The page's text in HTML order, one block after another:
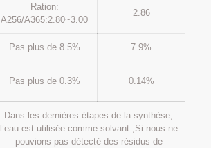
Ration:
A256/A365:2.80~3.00
2.86
Pas plus de 8.5% 7.9%
Pas plus de 0.3% 0.14%
Dans les dernières étapes de la synthèse,
l’eau est utilisée comme solvant ,Si nous ne
pouvions pas détecté des résidus de